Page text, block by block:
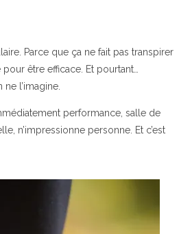
Parce que ça ne fait pas transpirer
être efficace. Et pourtant…
l’imagine.
performance, salle de
n’impressionne personne. Et c’est